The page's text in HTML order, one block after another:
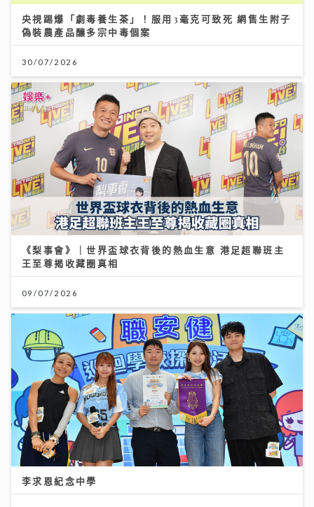
央視踢爆「劇毒養生茶」！服用3毫克可致死 網售生附子
偽裝農產品釀多宗中毒個案
30/07/2026
《梨事會》｜世界盃球衣背後的熱血生意 港足超聯班主
王至尊揭收藏圈真相
09/07/2026
李求恩紀念中學